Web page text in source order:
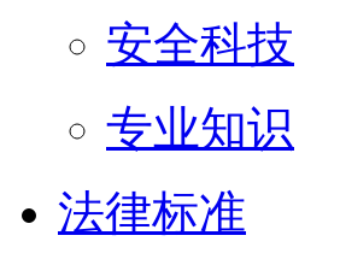
安全科技
专业知识
法律标准